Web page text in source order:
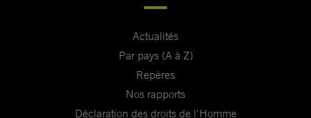
Actualités
Par pays (A à Z)
Repères
Nos rapports
Déclaration des droits de l'Homme